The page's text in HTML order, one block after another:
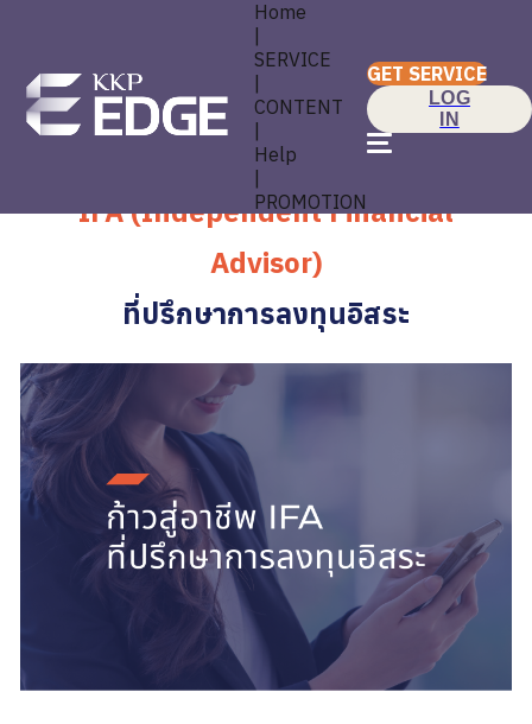
Home
SERVICE
CONTENT
Help
PROMOTION
GET SERVICE
LOG
IN
IFA (Independent Financial
Advisor)
ที่ปรึกษาการลงทุนอิสระ